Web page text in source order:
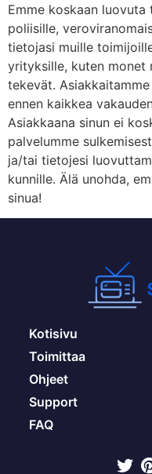
Emme koskaan
poliisille,
tietojasi muille
yrityksille, kuten monet
tekevät.
ennen kaikkea
Asiakkaana sinun ei
palvelumme
ja/tai tietojesi
kunnille. Älä unohda,
sinua!
Kotisivu
Toimittaa
Ohjeet
Support
FAQ